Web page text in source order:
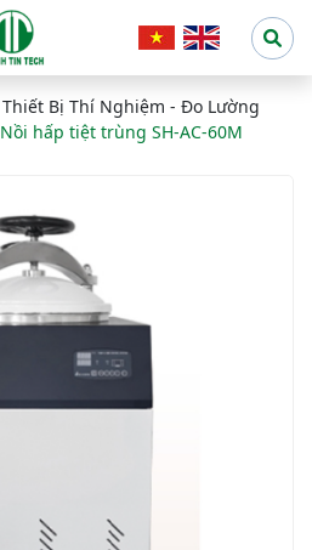
Thiết Bị Thí Nghiệm - Đo Lường
Nồi hấp tiệt trùng SH-AC-60M